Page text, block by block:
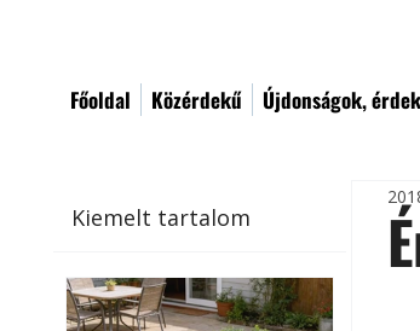
Főoldal Közérdekű Újdonságok,
Kiemelt tartalom